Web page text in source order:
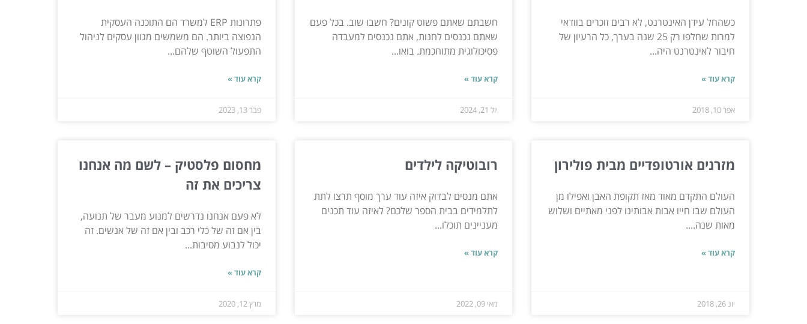
כשהחל עידן האינטרנט, לא רבים זוכרים בוודאי
למרות שחלפו רק 25 שנה בערך, כל הרעיון של
חיבור לאינטרנט היה...
קרא עוד »
אפר 10, 2018
חשבתם שאתם פשוט קונים? חשבו שוב. בכל פעם
שאתם נכנסים לחנות, אתם נכנסים למעבדה
פסיכולוגית מתוחכמת. בואו...
קרא עוד »
יול 21, 2024
פתרונות ERP למשרד הם התוכנה העסקית
הנפוצה ביותר. הם משמשים מגוון עסקים לניהול
התפעול השוטף שלהם...
קרא עוד »
פבר 13, 2023
מזרנים אורטופדיים מבית פולירון
העולם התקדם מאוד מאז תקופת האבן ואפילו מן
העולם שבו חייו אבות אבותינו לפני מאתיים ושלוש
מאות שנה....
קרא עוד »
יונ 26, 2018
רובוטיקה לילדים
אתם מנסים לבדוק איזה עוד ערך מוסף תרצו לתת
לתלמידים בבית הספר שלכם? לאיזה עוד תכנים
מעניינים תוכלו...
קרא עוד »
מאי 09, 2022
מחסום פלסטיק – לשם מה אנחנו
צריכים את זה
לא פעם אנחנו נדרשים למנוע מעבר של תנועה,
בין אם זה של כלי רכב ובין אם זה של אנשים. זה
יכול לנבוע מסיבות...
קרא עוד »
מרץ 12, 2020